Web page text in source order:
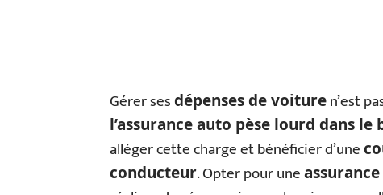
Gérer sesdépenses de voituren’est
l’assurance auto pèse lourd dans le
alléger cette charge et bénéficier d’une
conducteur. Opter pour une